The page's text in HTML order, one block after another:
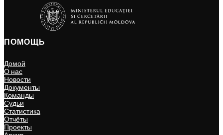
ПОМОЩЬ
Домой
О нас
Новости
Документы
Команды
Судьи
Статистика
Отчёты
Проекты